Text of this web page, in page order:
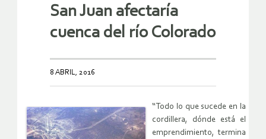
San Juan afectaría
cuenca del río Colorado
8 ABRIL, 2016
“Todo lo que sucede en la
cordillera, dónde está el
emprendimiento, termina